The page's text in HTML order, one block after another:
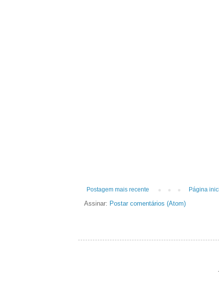
Postagem mais recente Página
Assinar: Postar comentários (Atom)